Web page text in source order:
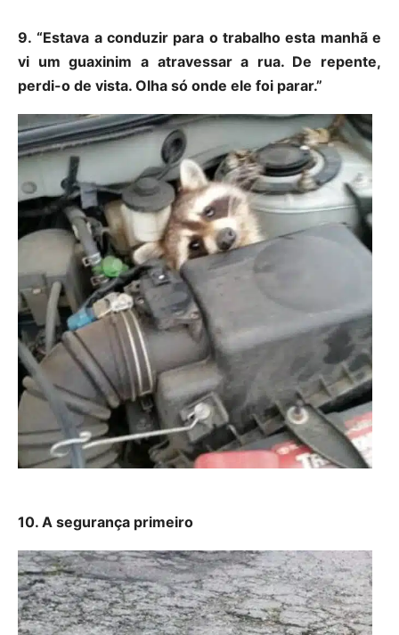
9. “Estava a conduzir para o trabalho esta manhã e
vi um guaxinim a atravessar a rua. De repente,
perdi-o de vista. Olha só onde ele foi parar.”
10. A segurança primeiro